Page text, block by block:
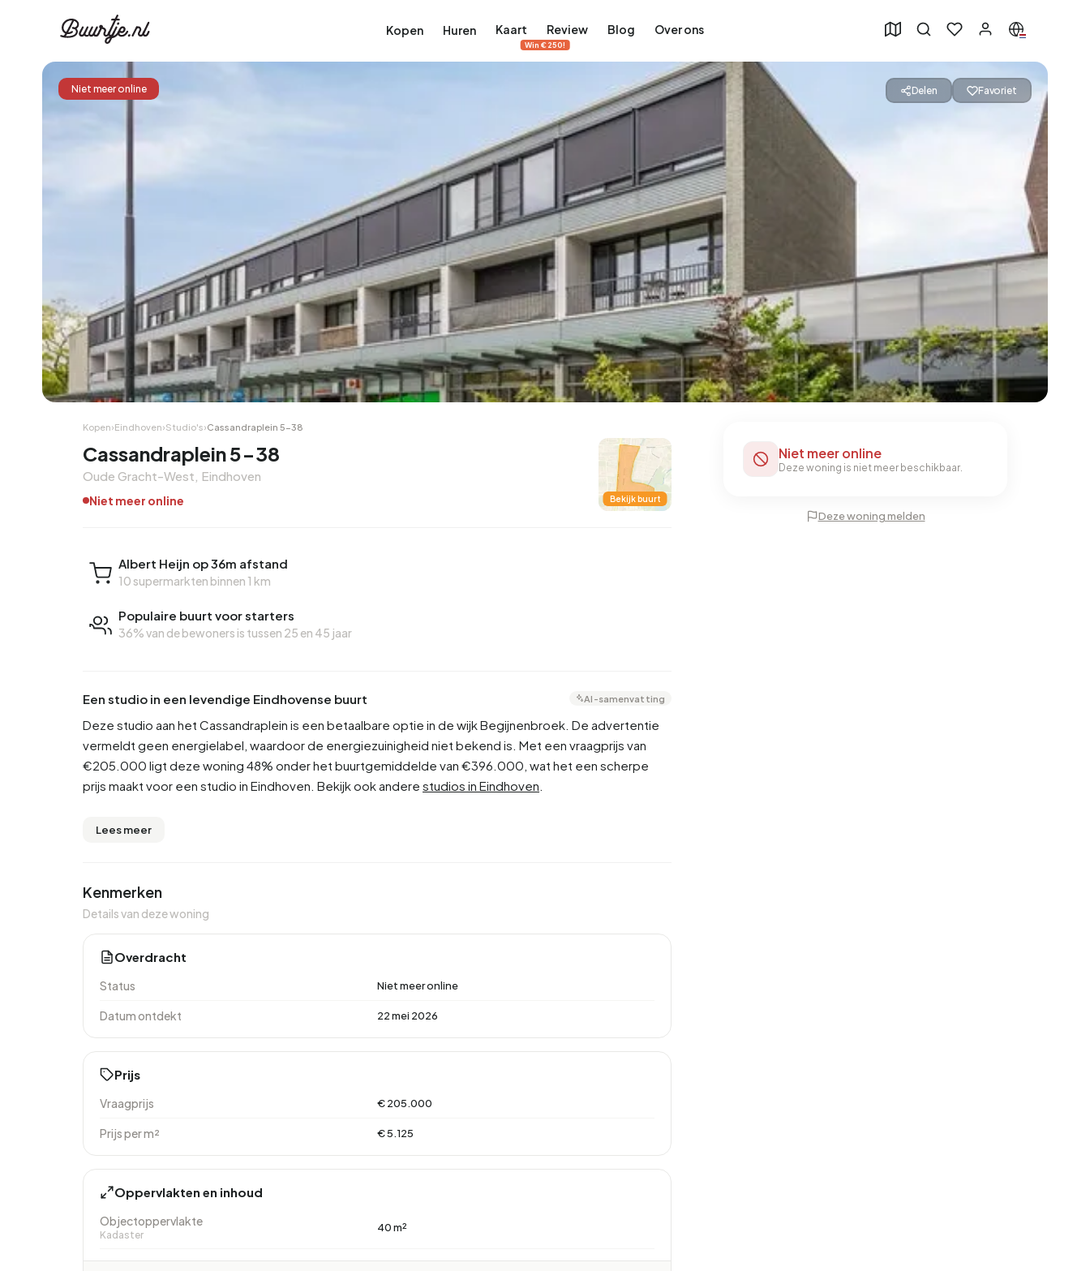
Kopen
Ontdek Amsterdam
Grachtengordel, Jordaan, De Pijp en meer
Koopwoningen in Amsterdam Bekijk op de kaart
5.657
Appartementen
456
Studio's
380
Tussenwoning
99
Hoekwoning
25
2-onder-1-kap
83
Vrijstaand
Huren
Ontdek Amsterdam
Grachtengordel, Jordaan, De Pijp en meer
Huurwoningen in Amsterdam Bekijk op de kaart
2.427
Appartementen
64
Studio's
49
Tussenwoning
8
Hoekwoning
327
Kamers
Kaart Review
Win €250!
Blog Over ons
Delen Favoriet
Niet meer online
Kopen›Eindhoven›Studio's›Cassandraplein 5-38
Cassandraplein 5-38
Oude Gracht-West, Eindhoven
Niet meer online Bekijk buurt
Albert Heijn op 36m afstand
10 supermarkten binnen 1 km
Populaire buurt voor starters
36% van de bewoners is tussen 25 en 45 jaar
AI-samenvatting
Een studio in een levendige Eindhovense buurt
Deze studio aan het Cassandraplein is een betaalbare optie in de wijk Begijnenbroek. De advertentie
vermeldt geen energielabel, waardoor de energiezuinigheid niet bekend is. Met een vraagprijs van
€205.000 ligt deze woning 48% onder het buurtgemiddelde van €396.000, wat het een scherpe
prijs maakt voor een studio in Eindhoven. Bekijk ook andere studios in Eindhoven
Lees meer
Kenmerken
Details van deze woning
Overdracht
Status Niet meer online
Datum ontdekt 22 mei 2026
Prijs
Vraagprijs € 205.000
Prijs per m² € 5.125
Oppervlakten en inhoud
Objectoppervlakte
Kadaster
40 m²
Niet meer online
Deze woning is niet meer beschikbaar.
Deze woning melden